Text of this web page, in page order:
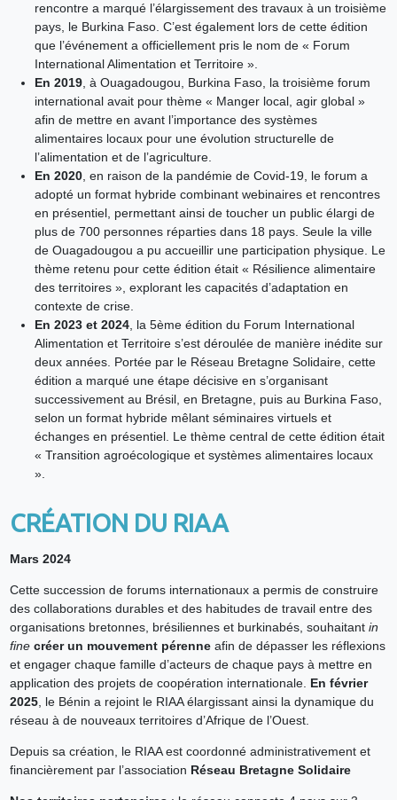
rencontre a marqué l’élargissement des travaux à un troisième
pays, le Burkina Faso. C’est également lors de cette édition
que l’événement a officiellement pris le nom de « Forum
International Alimentation et Territoire ».
En 2019, à Ouagadougou, Burkina Faso, la troisième forum
international avait pour thème « Manger local, agir global »
afin de mettre en avant l’importance des systèmes
alimentaires locaux pour une évolution structurelle de
l’alimentation et de l’agriculture.
En 2020, en raison de la pandémie de Covid-19, le forum a
adopté un format hybride combinant webinaires et rencontres
en présentiel, permettant ainsi de toucher un public élargi de
plus de 700 personnes réparties dans 18 pays. Seule la ville
de Ouagadougou a pu accueillir une participation physique. Le
thème retenu pour cette édition était « Résilience alimentaire
des territoires », explorant les capacités d’adaptation en
contexte de crise.
En 2023 et 2024, la 5ème édition du Forum International
Alimentation et Territoire s’est déroulée de manière inédite sur
deux années. Portée par le Réseau Bretagne Solidaire, cette
édition a marqué une étape décisive en s’organisant
successivement au Brésil, en Bretagne, puis au Burkina Faso,
selon un format hybride mêlant séminaires virtuels et
échanges en présentiel. Le thème central de cette édition était
« Transition agroécologique et systèmes alimentaires locaux
».
CRÉATION DU RIAA
Mars 2024
Cette succession de forums internationaux a permis de construire
des collaborations durables et des habitudes de travail entre des
organisations bretonnes, brésiliennes et burkinabés, souhaitantin
fine créer un mouvement pérenne afin de dépasser les réflexions
et engager chaque famille d’acteurs de chaque pays à mettre en
application des projets de coopération internationale. En février
2025, le Bénin a rejoint le RIAA élargissant ainsi la dynamique du
réseau à de nouveaux territoires d’Afrique de l’Ouest.
Depuis sa création, le RIAA est coordonné administrativement et
financièrement par l’association Réseau Bretagne Solidaire